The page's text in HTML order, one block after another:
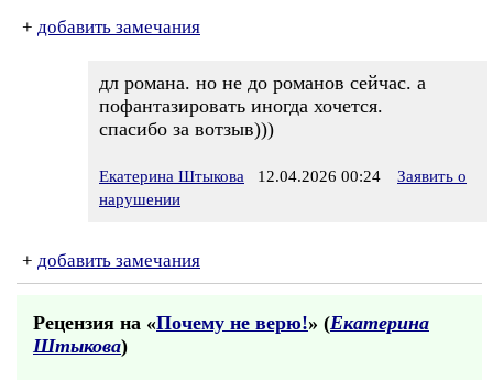
+ добавить замечания
дл романа. но не до романов сейчас. а
пофантазировать иногда хочется.
спасибо за вотзыв)))
Екатерина Штыкова 12.04.2026 00:24
Заявить о
нарушении
+ добавить замечания
Рецензия на «Почему не верю!» (Екатерина
Штыкова)